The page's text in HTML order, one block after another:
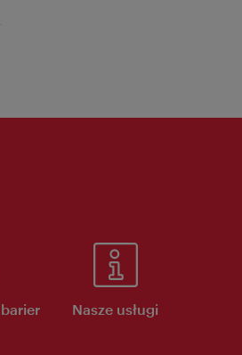
Nasze usługi